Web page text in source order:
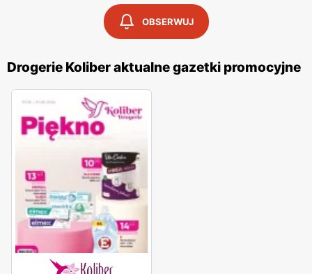
Drogerie Koliber - szeroka oferta kosmetyków
Drogerie Koliber posiada szeroką ofertę kosmetyków
damskich oraz męskich. W ofercie można znaleźć również
różnorodną chemię domową. W sklepie dostępny szeroki
wybór perfum damskich i męskich, kosmetyków do
ciała, oraz wielu innych.
Drogerie Koliber promocje i rabaty
Drogerie Koliber wypuszcza gazetki reklamowe cyklicznie.
Sieć również robi różnorodne akcji i promocje dla
konsumentów. W sklepach dostępne różne promocje i
OBSERWUJ
Drogerie Koliber aktualne gazetki promocyjne